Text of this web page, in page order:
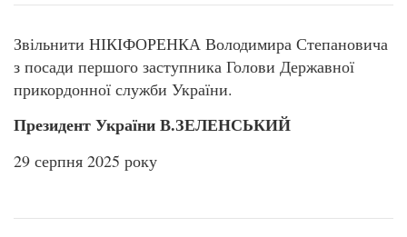
Звільнити НІКІФОРЕНКА Володимира Степановича
з посади першого заступника Голови Державної
прикордонної служби України.
Президент України В.ЗЕЛЕНСЬКИЙ
29 серпня 2025 року